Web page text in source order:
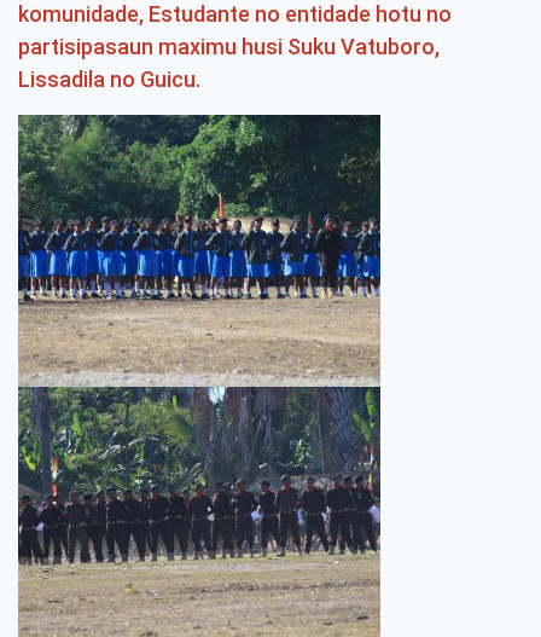
komunidade, Estudante no entidade hotu no
partisipasaun maximu husi Suku Vatuboro,
Lissadila no Guicu.